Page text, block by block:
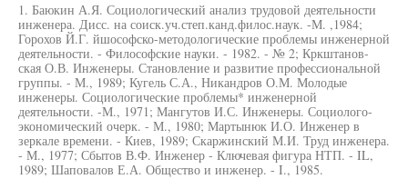
1. Баюкин А.Я. Социологический анализ трудовой деятельности
инженера. Дисс. на соиск.уч.степ.канд.филос.наук. -М. ,1984;
Горохов Й.Г. йшософско-методологические проблемы инженерной
деятельности. - Философские науки. - 1982. - № 2; Кркштанов-
ская О.В. Инженеры. Становление и развитие профессиональной
группы. - М., 1989; Кугель С.А., Никандров О.М. Молодые
инженеры. Социологические проблемы* инженерной
деятельности. -М., 1971; Мангутов И.С. Инженеры. Социолого-
экономический очерк. - М., 1980; Мартынюк И.О. Инженер в
зеркале времени. - Киев, 1989; Скаржинский М.И. Труд инженера.
- М., 1977; Сбытов В.Ф. Инженер - Ключевая фигура НТП. - IL,
1989; Шаповалов Е.А. Общество и инженер. - I., 1985.